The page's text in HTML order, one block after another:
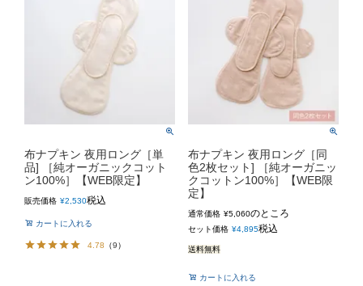
布ナプキン 夜用ロング［単
品] ［純オーガニックコット
ン100%］【WEB限定】
販売価格 ¥2,530税込
カートに入れる
4.78 （9）
布ナプキン 夜用ロング［同
色2枚セット] ［純オーガニッ
クコットン100%］【WEB限
定】
通常価格 ¥5,060のところ
セット価格 ¥4,895税込
送料無料
カートに入れる